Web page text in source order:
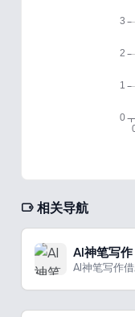
相关导航
AI神笔写作